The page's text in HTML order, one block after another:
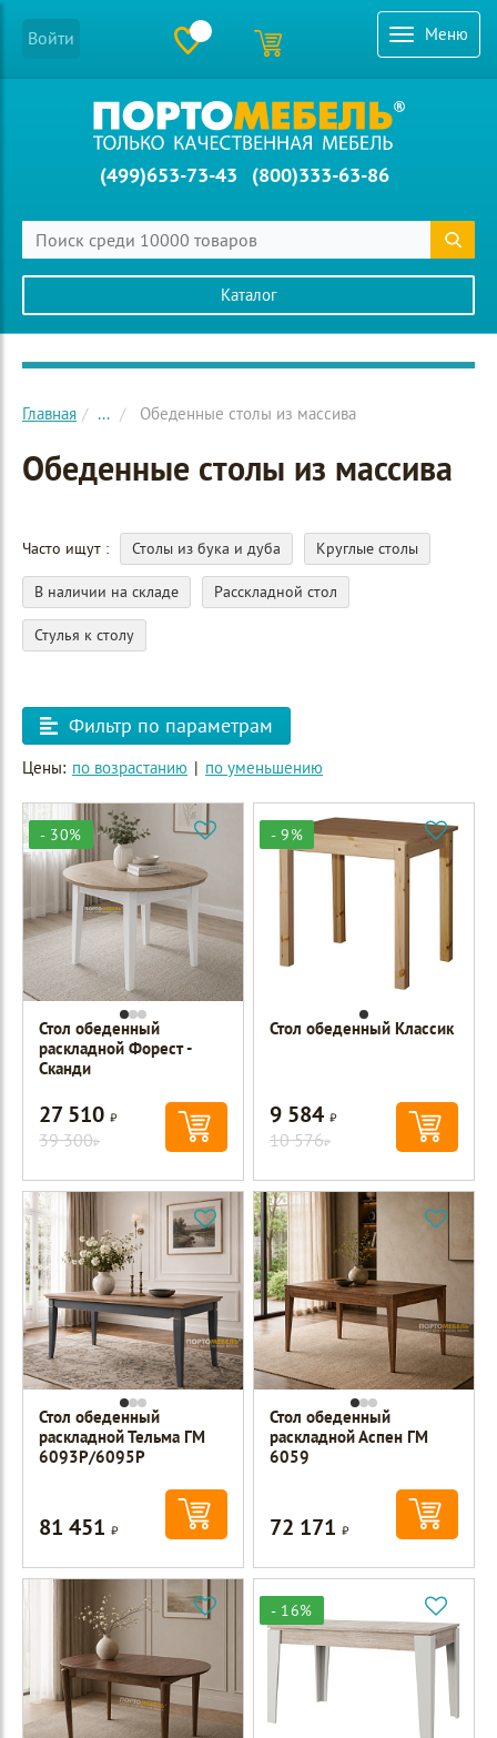
Меню
Войти
(499)653-73-43 (800)333-63-86
Каталог
Главное меню сайта
Главная ... Обеденные столы из массива
Обеденные столы из массива
Часто ищут Столы из бука и дуба Круглые столы
В наличии на складе Расскладной стол
Стулья к столу
Фильтр по параметрам
Цены: по возрастанию | по уменьшению
- 30%
Стол обеденный
раскладной Форест -
Сканди
27 510Р
39 300Р
- 9%
Стол обеденный Классик
9 584Р
10 576Р
Стол обеденный
раскладной Тельма ГМ
6093Р/6095Р
81 451Р
Стол обеденный
раскладной Аспен ГМ
6059
72 171Р
- 16%